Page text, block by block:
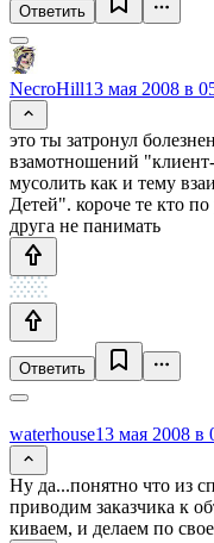
Ответить
NecroHill13 мая 2008 в
это ты затронул
взамотношений
мусолить как и тему
Детей". короче те кто
друга не панимать
Ответить
waterhouse13 мая 2008 в
Ну да...понятно что из
приводим заказчика к
киваем, и делаем по